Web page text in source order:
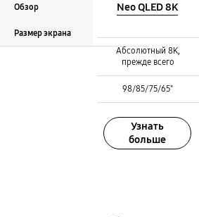
Обзор
Размер экрана
Neo QLED 8K
Абсолютный 8K,
прежде всего
98/85/75/65"
Узнать
больше